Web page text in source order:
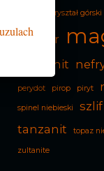
kryształ górski
larimar
malachit
perydot pirop piryt
spinel niebieski
tanzanit topaz
zultanite